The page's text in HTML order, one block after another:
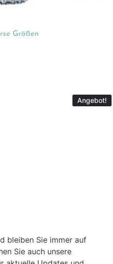
Größen
Angebot!
bleiben Sie immer auf
Sie auch unsere